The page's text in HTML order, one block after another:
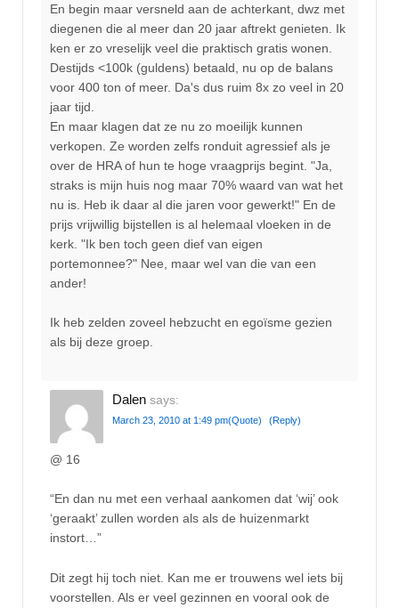
En begin maar versneld aan de achterkant, dwz met
diegenen die al meer dan 20 jaar aftrekt genieten. Ik
ken er zo vreselijk veel die praktisch gratis wonen.
Destijds <100k (guldens) betaald, nu op de balans
voor 400 ton of meer. Da's dus ruim 8x zo veel in 20
jaar tijd.
En maar klagen dat ze nu zo moeilijk kunnen
verkopen. Ze worden zelfs ronduit agressief als je
over de HRA of hun te hoge vraagprijs begint. "Ja,
straks is mijn huis nog maar 70% waard van wat het
nu is. Heb ik daar al die jaren voor gewerkt!" En de
prijs vrijwillig bijstellen is al helemaal vloeken in de
kerk. "Ik ben toch geen dief van eigen
portemonnee?" Nee, maar wel van die van een
ander!
Ik heb zelden zoveel hebzucht en egoïsme gezien
als bij deze groep.
Dalen says:
March 23, 2010 at 1:49 pm(Quote) (Reply)
@ 16
“En dan nu met een verhaal aankomen dat ‘wij’ ook
‘geraakt’ zullen worden als als de huizenmarkt
instort…”
Dit zegt hij toch niet. Kan me er trouwens wel iets bij
voorstellen. Als er veel gezinnen en vooral ook de